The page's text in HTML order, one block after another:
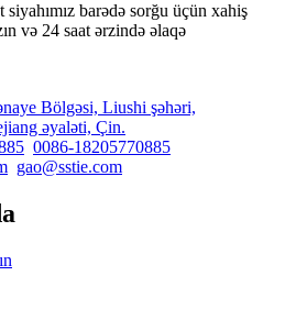
barədə sorğu üçün xahiş
və 24 saat ərzində əlaqə
Bölgəsi, Liushi şəhəri,
əyaləti, Çin.
0086-18205770885
gao@sstie.com